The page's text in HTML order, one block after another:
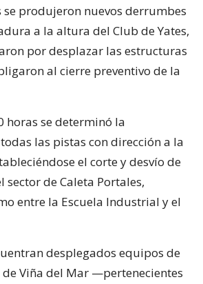
se produjeron nuevos derrumbes
a la altura del Club de Yates,
por desplazar las estructuras
al cierre preventivo de la
horas se determinó la
las pistas con dirección a la
el corte y desvío de
sector de Caleta Portales,
entre la Escuela Industrial y el
desplegados equipos de
Viña del Mar —pertenecientes